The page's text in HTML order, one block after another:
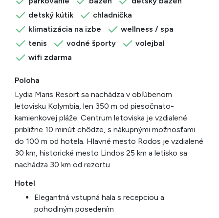
detský kútik
chladnička
klimatizácia na izbe
wellness / spa
tenis
vodné športy
volejbal
wifi zdarma
Poloha
Lydia Maris Resort sa nachádza v obľúbenom
letovisku Kolymbia, len 350 m od piesočnato-
kamienkovej pláže. Centrum letoviska je vzdialené
približne 10 minút chôdze, s nákupnými možnosťami
do 100 m od hotela. Hlavné mesto Rodos je vzdialené
30 km, historické mesto Lindos 25 km a letisko sa
nachádza 30 km od rezortu.
Hotel
Elegantná vstupná hala s recepciou a
pohodlným posedením